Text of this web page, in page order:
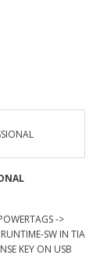
->
SW IN TIA
KEY ON USB